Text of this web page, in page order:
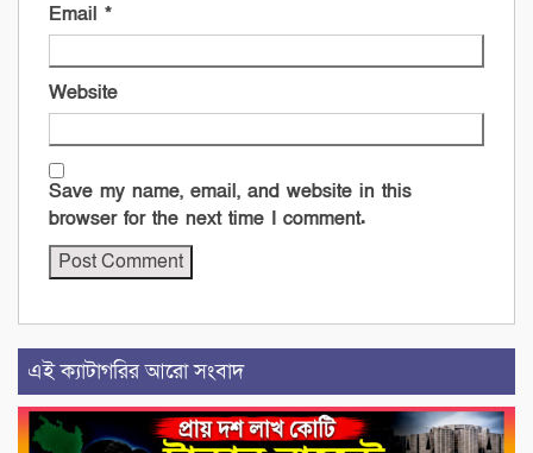
Email *
Website
Save my name, email, and website in this
browser for the next time I comment.
এই ক্যাটাগরির আরো সংবাদ